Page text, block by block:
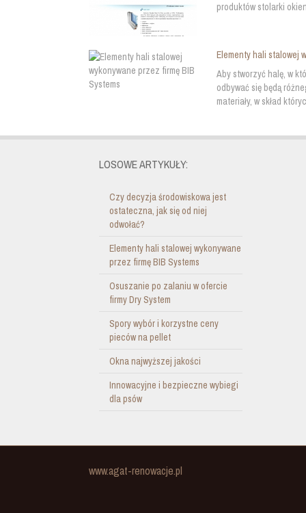
produktów stolarki
Elementy hali stalowej
Aby stworzyć halę, w
odbywać się będą
materiały, w skład
LOSOWE ARTYKUŁY:
Czy decyzja środowiskowa jest
ostateczna, jak się od niej
odwołać?
Elementy hali stalowej wykonywane
przez firmę BIB Systems
Osuszanie po zalaniu w ofercie
firmy Dry System
Spory wybór i korzystne ceny
pieców na pellet
Okna najwyższej jakości
Innowacyjne i bezpieczne wybiegi
dla psów
www.agat-renowacje.pl